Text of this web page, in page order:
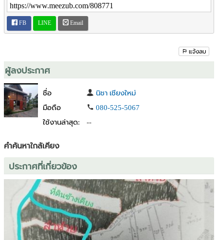
FB LINE Email
แจ้งลบ
ผู้ลงประกาศ
ชื่อ
นิชา เชียงใหม่
มือถือ
080-525-5067
ใช้งานล่าสุด:
--
คำค้นหาใกล้เคียง
ประกาศที่เกี่ยวข้อง